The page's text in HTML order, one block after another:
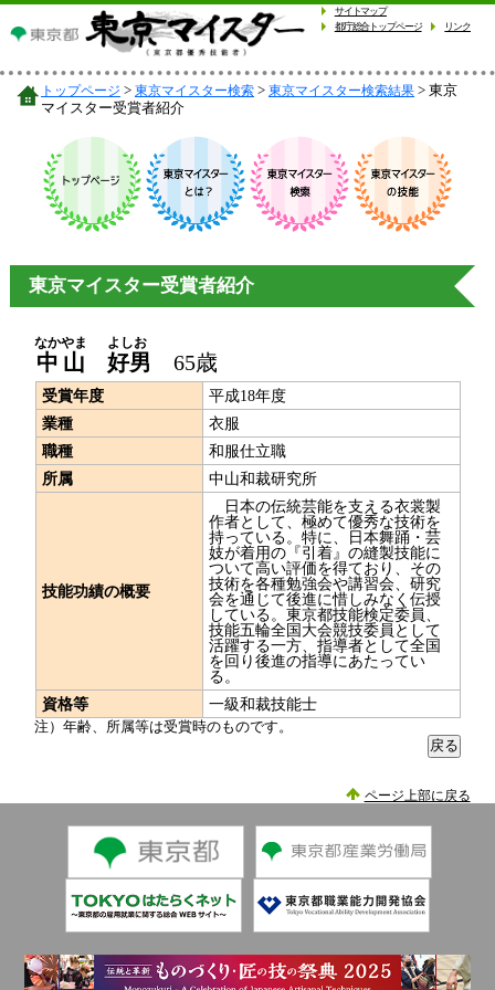
サイトマップ
都庁総合トップページ
リンク
トップページ 東京マイスター検索 東京マイスター検索結果
東京
マイスター受賞者紹介
東京マイスター受賞者紹介
中山
なかやま
好男
よしお
65歳
受賞年度
平成18年度
業種
衣服
職種
和服仕立職
所属
中山和裁研究所
技能功績の概要
日本の伝統芸能を支える衣裳製
作者として、極めて優秀な技術を
持っている。特に、日本舞踊・芸
妓が着用の『引着』の縫製技能に
ついて高い評価を得ており、その
技術を各種勉強会や講習会、研究
会を通じて後進に惜しみなく伝授
している。東京都技能検定委員、
技能五輪全国大会競技委員として
活躍する一方、指導者として全国
を回り後進の指導にあたってい
る。
資格等
一級和裁技能士
注）年齢、所属等は受賞時のものです。
ページ上部に戻る